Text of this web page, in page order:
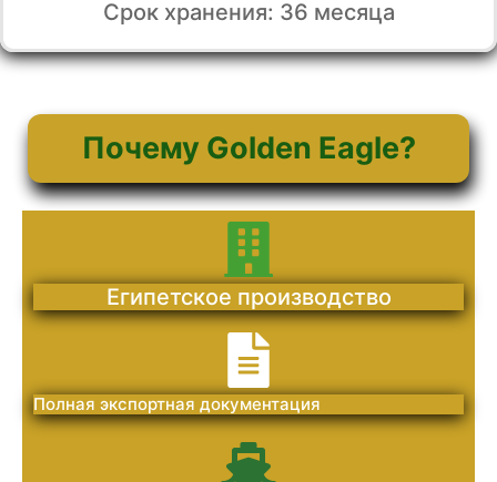
Срок хранения: 36 месяца
Почему Golden Eagle?
Полная экспортная документация
Египетское производство